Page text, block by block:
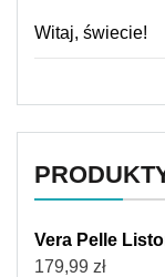
Witaj, świecie!
Vera Pelle
179,99 zł